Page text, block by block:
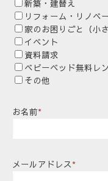
新築・建替え
リフォーム・リノベ
家のお困りごと（小
イベント
資料請求
ベビーベッド無料レ
その他
お名前*
メールアドレス*